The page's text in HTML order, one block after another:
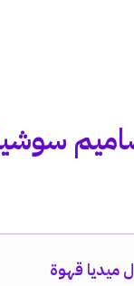
ميديا قهوة